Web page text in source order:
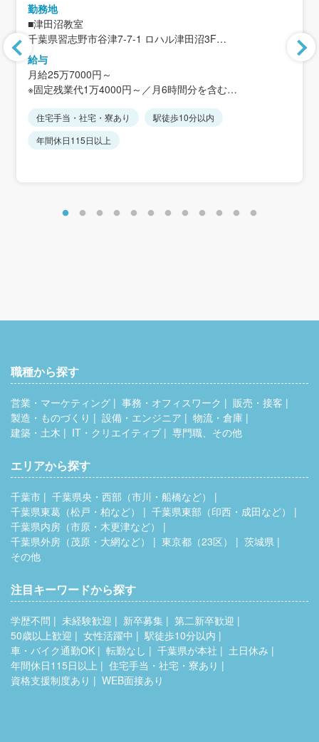
勤務地
■津田沼教室
千葉県習志野市谷津7-7-1 ロハル津田沼3F
＜アクセス＞
JR「津田沼駅」より徒歩5分
※配属は各教室の状況により決定（希望は考慮しますが確
約はできません）
給与
月給25万7000円～
※固定残業代1万4000円～／月6時間分を含む
※経験・能力を考慮します。
■賞与年3回（8月・12月・4月）＋決算賞与（3月※業績に
入社1年目：440万円（月給25万7000円+賞与+各種手当）
住宅手当・社宅・寮あり
駅徒歩10分以内
年間休日115日以上
職種から探す
営業・マーケティング 事務・オフィスワーク
販売・接客
製造・ものづくり
設備・エンジニア
物流・倉庫
建築・土木
IT・クリエイティブ 専門職、その他
エリアから探す
千葉市
千葉県央・西部（市川・船橋など）
千葉県東葛（松戸・柏など）
千葉県東部（印西・成田など）
千葉県内房（市原・木更津など）
千葉県外房（茂原・大網など）
東京都（23区）
茨城県
その他
注目キーワードから探す
学歴不問 未経験歓迎 新卒募集
第二新卒歓迎
50歳以上歓迎
女性活躍中
駅徒歩10分以内
車・バイク通勤OK
転勤なし 千葉県が本社
土日休み
年間休日115日以上
住宅手当・社宅・寮あり
資格支援制度あり
WEB面接あり